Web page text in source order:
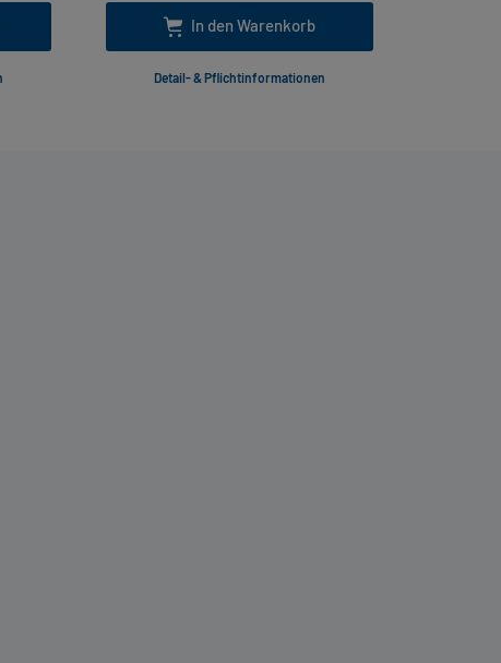
In den Warenkorb
Detail- & Pflichtinformationen